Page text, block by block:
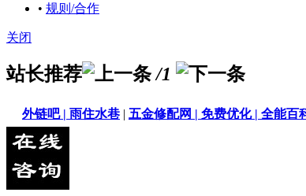
• 规则/合作
关闭
站长推荐 /1
外链吧 | 雨住水巷 | 五金修配网 | 免费优化 | 全能百